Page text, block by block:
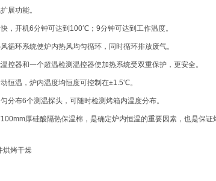
功能。
开机6分钟可达到100℃；9分钟可达到工作温度。
系统使炉内热风均匀循环，同时循环排放废气。
和一个超温检测温控器使加热系统受双重保护，更安全。
温，炉内温度均恒度可控制在±1.5℃。
6个测温探头，可随时检测烤箱内温度分布。
厚硅酸隔热保温棉，是确定炉内恒温的重要因素，也是保证
烘烤干燥